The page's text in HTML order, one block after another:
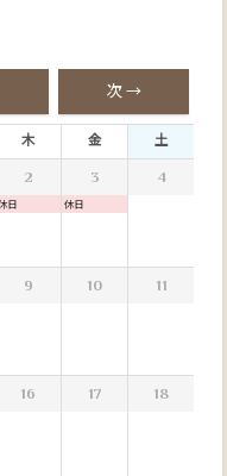
次 →
木 金 土
2
日
3
休日
4
9 10 11
16 17 18